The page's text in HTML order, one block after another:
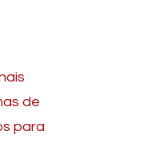
de
para